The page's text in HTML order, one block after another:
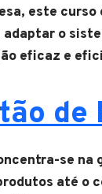
este
adaptar o
eficaz e
de
se na
até o